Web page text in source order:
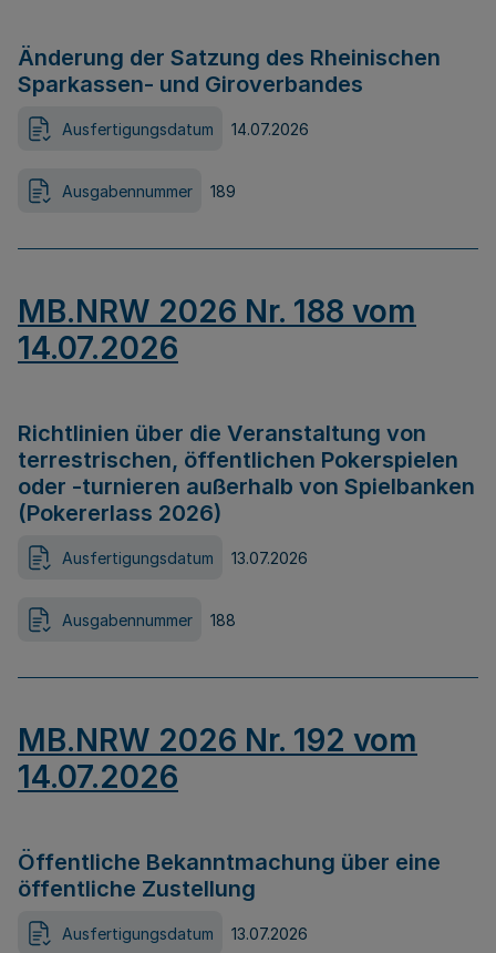
Änderung der Satzung des Rheinischen
Sparkassen- und Giroverbandes
Ausfertigungsdatum 14.07.2026
Ausgabennummer 189
MB.NRW 2026 Nr. 188 vom
14.07.2026
Richtlinien über die Veranstaltung von
terrestrischen, öffentlichen Pokerspielen
oder -turnieren außerhalb von Spielbanken
(Pokererlass 2026)
Ausfertigungsdatum 13.07.2026
Ausgabennummer 188
MB.NRW 2026 Nr. 192 vom
14.07.2026
Öffentliche Bekanntmachung über eine
öffentliche Zustellung
Ausfertigungsdatum 13.07.2026